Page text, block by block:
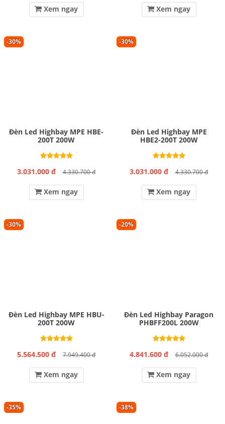
Xem ngay Xem ngay
-30%
Đèn Led Highbay MPE HBE-
200T 200W
3.031.000 đ 4.330.700 đ
Xem ngay
-30%
Đèn Led Highbay MPE
HBE2-200T 200W
3.031.000 đ 4.330.700 đ
Xem ngay
-30%
Đèn Led Highbay MPE HBU-
200T 200W
5.564.500 đ 7.949.400 đ
Xem ngay
-20%
Đèn Led Highbay Paragon
PHBFF200L 200W
4.841.600 đ 6.052.000 đ
Xem ngay
-35% -38%